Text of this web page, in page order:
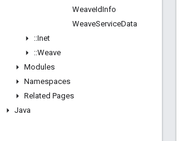
WeaveIdInfo
WeaveServiceData
::Inet
::Weave
Modules
Namespaces
Related Pages
Java